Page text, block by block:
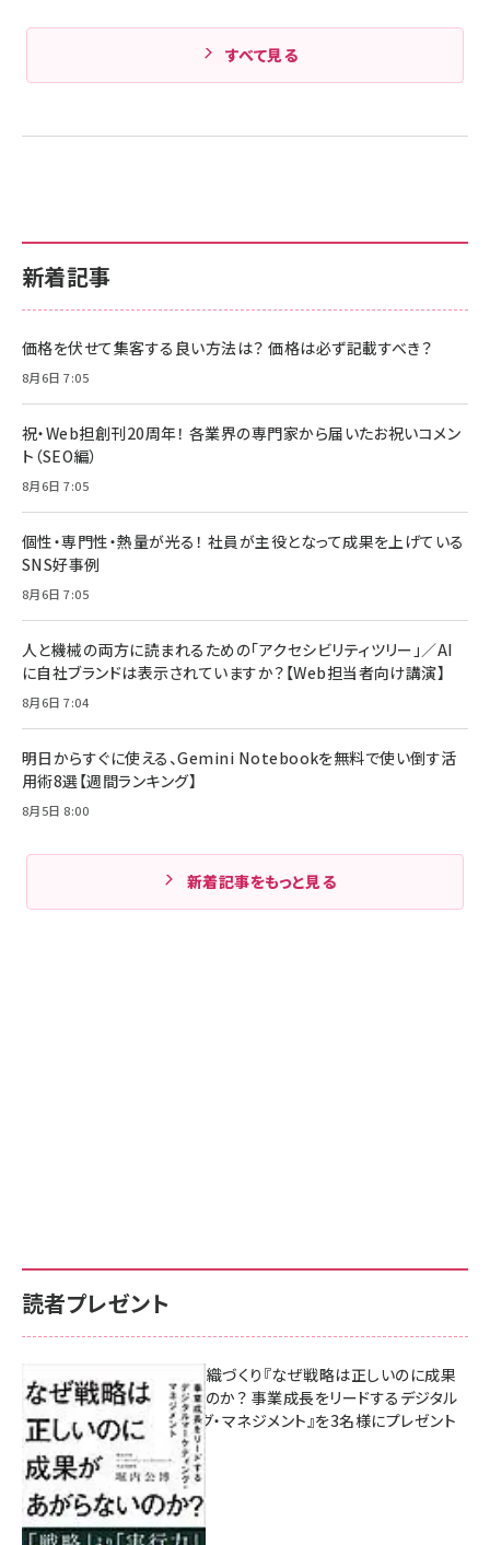
新着記事
価格を伏せて集客する良い方法は？ 価格は必ず記載すべき？
8月6日 7:05
祝・Web担創刊20周年！ 各業界の専門家から届いたお祝いコメン
ト（SEO編）
8月6日 7:05
個性・専門性・熱量が光る！ 社員が主役となって成果を上げている
SNS好事例
8月6日 7:05
人と機械の両方に読まれるための「アクセシビリティツリー」／AI
に自社ブランドは表示されていますか？【Web担当者向け講演】
8月6日 7:04
明日からすぐに使える、Gemini Notebookを無料で使い倒す活
用術8選【週間ランキング】
8月5日 8:00
新着記事をもっと見る
読者プレゼント
成果を生む組織づくり『なぜ戦略は正しいのに成果
があがらないのか？ 事業成長をリードするデジタル
マーケティング・マネジメント』を3名様にプレゼント
8月7日 10:00
すべて見る